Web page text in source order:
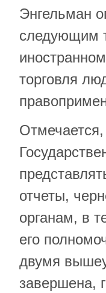
Энгельман
следующим
торговля
Отмечается,
отчеты,
органам, в
его
двумя
завершена,